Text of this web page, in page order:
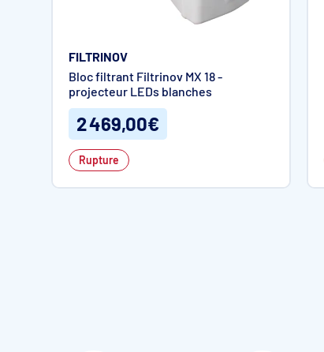
FILTRINOV
Bloc filtrant Filtrinov MX 18 -
projecteur LEDs blanches
2 469,00€
Rupture